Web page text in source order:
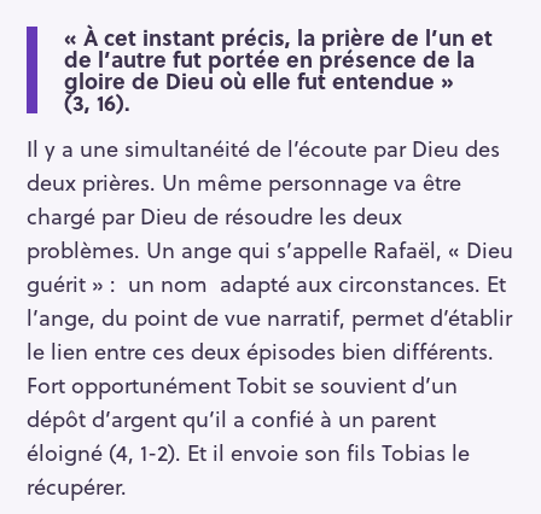
« À cet instant précis, la prière de l’un et
de l’autre fut portée en présence de la
gloire de Dieu où elle fut entendue »
(3, 16).
Il y a une simultanéité de l’écoute par Dieu des
deux prières. Un même personnage va être
chargé par Dieu de résoudre les deux
problèmes. Un ange qui s’appelle Rafaël, « Dieu
guérit » : un nom adapté aux circonstances. Et
l’ange, du point de vue narratif, permet d’établir
le lien entre ces deux épisodes bien différents.
Fort opportunément Tobit se souvient d’un
dépôt d’argent qu’il a confié à un parent
éloigné (4, 1-2). Et il envoie son fils Tobias le
récupérer.